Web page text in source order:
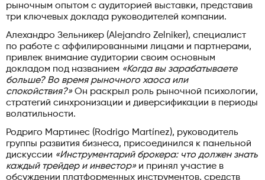
рыночным опытом с аудиторией выставки, представив
три ключевых доклада руководителей компании.
Алехандро Зельникер (Alejandro Zelniker), специалист
по работе с аффилированными лицами и партнерами,
привлек внимание аудитории своим основным
докладом под названием «Когда вы зарабатываете
больше? Во время рыночного хаоса или
спокойствия?»Он раскрыл роль рыночной психологии,
стратегий синхронизации и диверсификации в периоды
волатильности.
Родриго Мартинес (Rodrigo Martínez), руководитель
группы развития бизнеса, присоединился к панельной
дискуссии «Инструментарий брокера: что должен знать
каждый трейдер и инвестор»и принял участие в
обсуждении платформенных инструментов, средств